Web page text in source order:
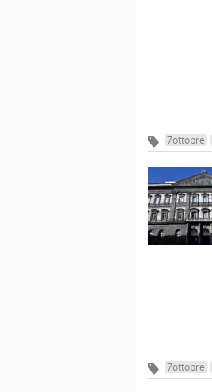
7ottobre
7ottobre